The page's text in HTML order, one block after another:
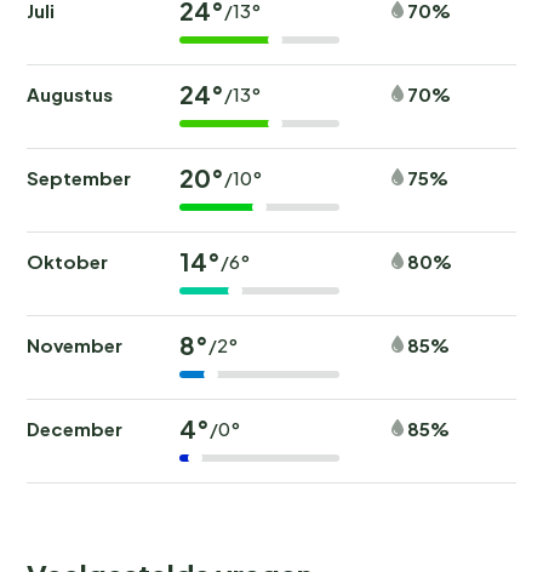
Juli 24°/13° 70%
Augustus 24°/13° 70%
September 20°/10° 75%
Oktober 14°/6° 80%
November 8°/2° 85%
December 4°/0° 85%